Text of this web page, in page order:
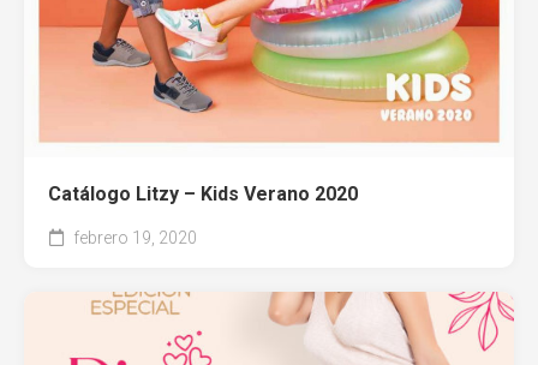
Catálogo Litzy – Kids Verano 2020
febrero 19, 2020